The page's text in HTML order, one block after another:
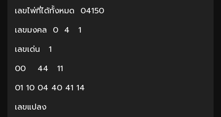
เลขไพ่ที่ได้ทั้งหมด 04150
เลขมงคล 0 4 1
เลขเด่น 1
00 44 11
01 10 04 40 41 14
เลขแปลง